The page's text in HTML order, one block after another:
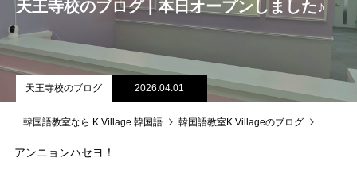
スケジュール
K Village韓国留学
天王寺校のブログ | 本日オープンしました♪
天王寺校のブログ 2026.04.01
韓国語教室なら K Village 韓国語 韓国語教室K Villageのブログ
アンニョンハセヨ！